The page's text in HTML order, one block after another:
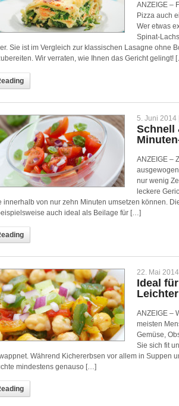
ANZEIGE –
Pizza auch
Wer etwas
Spinat-
Sie ist im Vergleich zur klassischen Lasagne ohne
Wir verraten, wie Ihnen das Gericht gelingt!
5. Juni 2014 |
Schnell
ANZEIGE –
nur wenig
leckere
innerhalb von nur zehn Minuten umsetzen können.
auch ideal als Beilage für […]
22. Mai 2014
Ideal
ANZEIGE –
meisten
Gemüse,
Sie sich fit
Während Kichererbsen vor allem in Suppen
mindestens genauso […]